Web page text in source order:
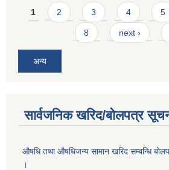
Pages
1 2 3 4 5
8 next ›
अन्य
सार्वजनिक खरिद/बोलपत्र
औषधि तथा औषधिजन्य सामान खरिद सम्बन्धि
।